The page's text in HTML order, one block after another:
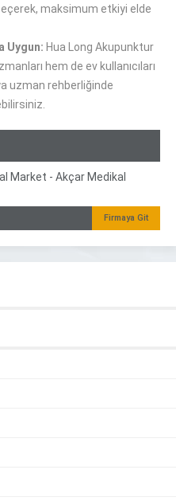
maksimum etkiyi elde
Uygun: Hua Long Akupunktur
hem de ev kullanıcıları
uzman rehberliğinde
Market - Akçar Medikal
Firmaya Git